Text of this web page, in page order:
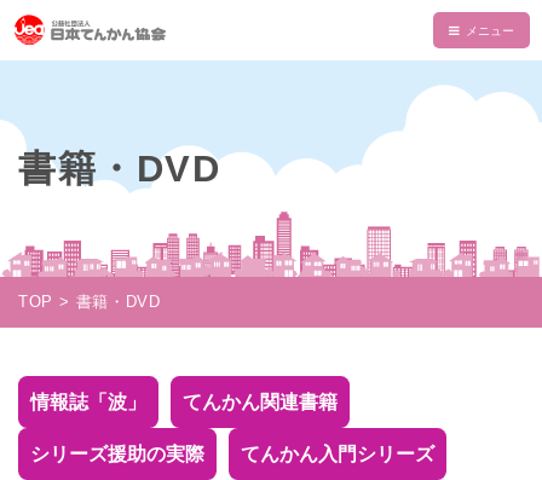
てんかんについて
てんかんとは
発作の介助と観察
てんかんと自動車運転
てんかん協会について
てんかん協会とは
支部一覧
組織・財政
公益事業
情報誌・書籍・DVD
てんかん関連書籍
てんかんのDVD
注文フォーム
マイページ
てんかんアニメ教室
支援のお願い
お役立ちテキスト
書籍・DVD
TOP 書籍・DVD
情報誌「波」 てんかん関連書籍
シリーズ援助の実際 てんかん入門シリーズ